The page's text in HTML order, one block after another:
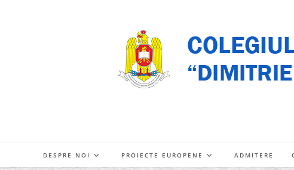
DESPRE NOI PROIECTE EUROPENE ADMITERE